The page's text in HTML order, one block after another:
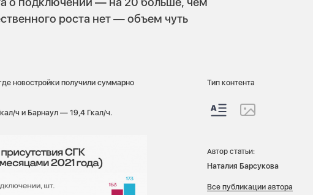
роста нет — объем чуть
новостройки получили суммарно
ч и Барнаул — 19,4 Гкал/ч.
Тип контента
Автор статьи:
Наталия Барсукова
Все публикации автора